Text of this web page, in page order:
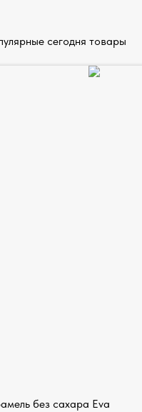
сегодня товары
без сахара Eva